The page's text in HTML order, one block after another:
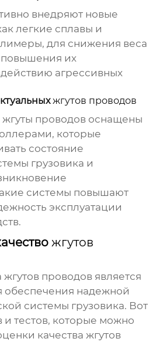
внедряют новые
легкие сплавы и
для снижения веса
их
агрессивных
жгутов проводов
жгуты проводов оснащены
которые
состояние
грузовика и
системы повышают
эксплуатации
жгутов
жгутов проводов является
обеспечения надежной
системы грузовика. Вот
и тестов, которые можно
качестважгутов